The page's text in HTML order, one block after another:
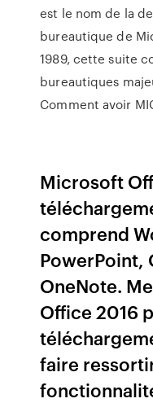
est le nom de la
bureautique de
1989, cette suite
bureautiques
Comment avoir
Microsoft
comprend
PowerPoint,
OneNote.
Office 2016
faire